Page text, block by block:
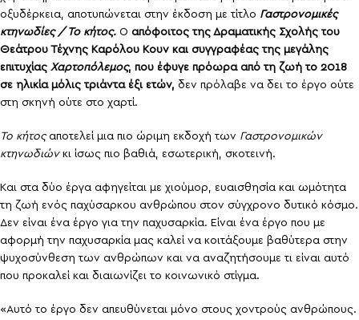
οξυδέρκεια, αποτυπώνεται στην έκδοση με τίτλο Γαστρονομικές
κτηνωδίες / Το κήτος. Ο απόφοιτος της Δραματικής Σχολής του
Θεάτρου Τέχνης Καρόλου Κουν και συγγραφέας της μεγάλης
επιτυχίας Χαρτοπόλεμος, που έφυγε πρόωρα από τη ζωή το 2018
σε ηλικία μόλις τριάντα έξι ετών, δεν πρόλαβε να δει το έργο ούτε
στη σκηνή ούτε στο χαρτί.
Το κήτοςαποτελεί μια πιο ώριμη εκδοχή των Γαστρονομικών
κτηνωδιώνκι ίσως πιο βαθιά, εσωτερική, σκοτεινή.
Και στα δύο έργα αφηγείται με χιούμορ, ευαισθησία και ωμότητα
τη ζωή ενός παχύσαρκου ανθρώπου στον σύγχρονο δυτικό κόσμο.
Δεν είναι ένα έργο για την παχυσαρκία. Είναι ένα έργο που με
αφορμή την παχυσαρκία μας καλεί να κοιτάξουμε βαθύτερα στην
ψυχοσύνθεση των ανθρώπων και να αναζητήσουμε τι είναι αυτό
που προκαλεί και διαιωνίζει το κοινωνικό στίγμα.
«Αυτό το έργο δεν απευθύνεται μόνο στους χοντρούς ανθρώπους.